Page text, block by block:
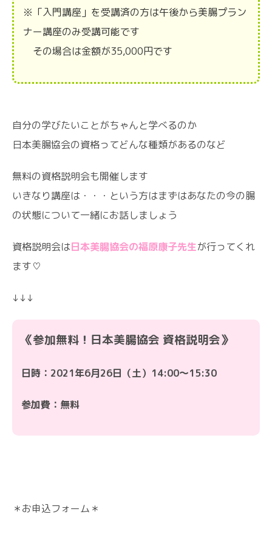
※「入門講座」を受講済の方は午後から美腸プラン
ナー講座のみ受講可能です
その場合は金額が35,000円です
自分の学びたいことがちゃんと学べるのか
日本美腸協会の資格ってどんな種類があるのなど
無料の資格説明会も開催します
いきなり講座は・・・という方はまずはあなたの今の腸
の状態について一緒にお話しましょう
資格説明会は日本美腸協会の福原康子先生が行ってくれ
ます♡
↓↓↓
《参加無料！日本美腸協会 資格説明会》
日時： 2021年6月26日（土）14:00〜15:30
参加費：無料
＊お申込フォーム＊